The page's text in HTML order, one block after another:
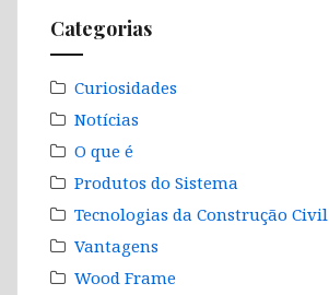
Categorias
Curiosidades
Notícias
O que é
Produtos do Sistema
Tecnologias da Construção Civil
Vantagens
Wood Frame